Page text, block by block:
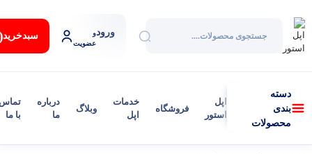
ورودو
عضویت
سبد‌خرید
دسته
بندی
محصولات
اپل
استور
فروشگاه
خدمات
اپل
وبلاگ
درباره
ما
با ما